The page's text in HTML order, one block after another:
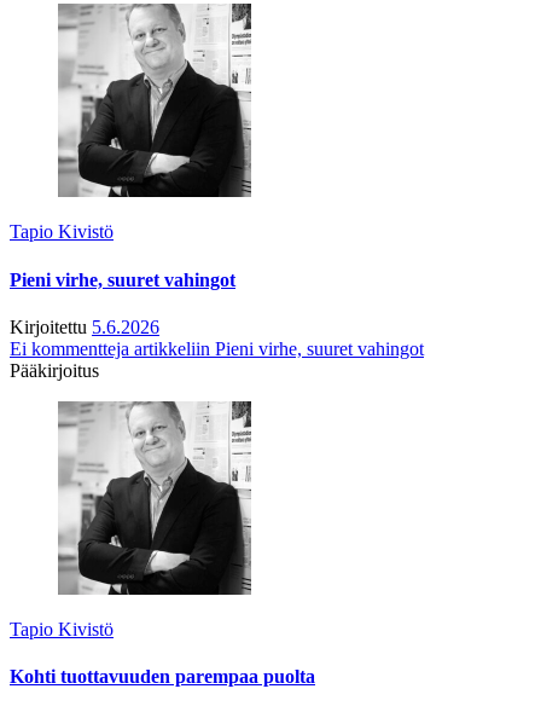
Tapio Kivistö
Pieni virhe, suuret vahingot
Kirjoitettu 5.6.2026
Ei kommentteja artikkeliin Pieni virhe, suuret vahingot
Pääkirjoitus
Tapio Kivistö
Kohti tuottavuuden parempaa puolta